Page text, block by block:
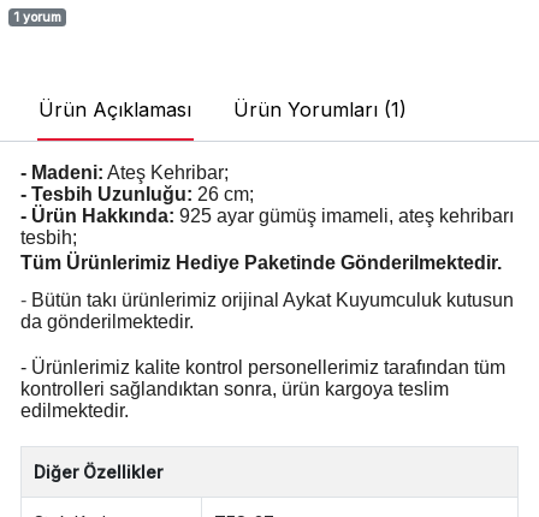
1 yorum
Ürün Açıklaması Ürün Yorumları (1)
- Madeni: Ateş Kehribar;
- Tesbih Uzunluğu: 26 cm;
- Ürün Hakkında: 925 ayar gümüş imameli, ateş kehribarı
tesbih;
Tüm Ürünlerimiz Hediye Paketinde Gönderilmektedir.
-Bütün takı ürünlerimiz orijinal Aykat Kuyumculuk kutusun
da gönderilmektedir.
- Ürünlerimiz kalite kontrol personellerimiz tarafından tüm
kontrolleri sağlandıktan sonra, ürün kargoya teslim
edilmektedir.
Diğer Özellikler